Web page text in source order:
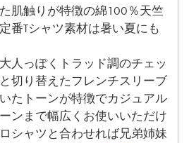
肌触りが特徴の綿100％天竺
番Tシャツ素材は暑い夏にも
人っぽくトラッド調のチェッ
切り替えたフレンチスリーブ
たトーンが特徴でカジュアル
ンまで幅広くお使いいただけ
シャツと合わせれば兄弟姉妹